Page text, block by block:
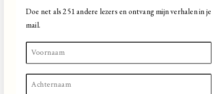
Doe net als 251 andere lezers en ontvang mijn verhalen in je
mail.